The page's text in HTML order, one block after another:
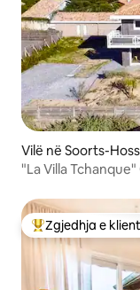
Vilë në Soorts-
"La Villa
Më të mirat e
Zgjedhja e